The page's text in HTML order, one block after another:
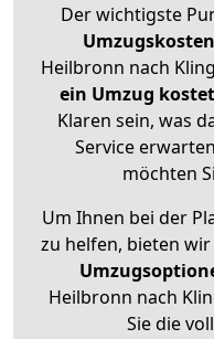
Der wichtigste
Heilbronn nach
ein Umzug kostet
Klaren sein, was
Service
möchten
Um Ihnen bei der
zu helfen, bieten
Heilbronn nach
Sie die